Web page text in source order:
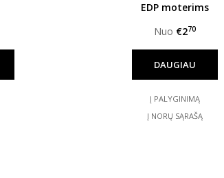
EDP moterims
Nuo €270
DAUGIAU
Į PALYGINIMĄ
Į NORŲ SĄRAŠĄ